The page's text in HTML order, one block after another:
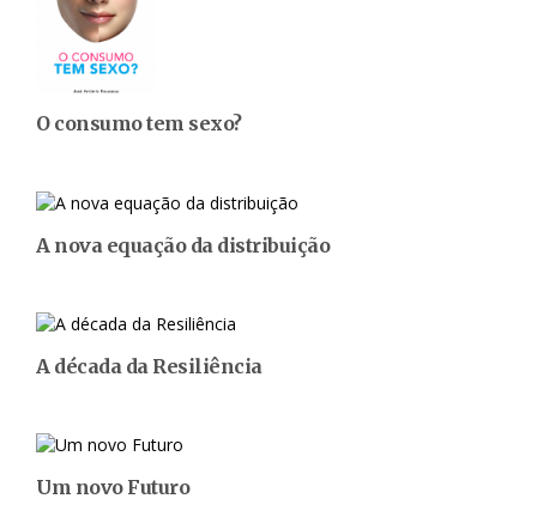
O consumo tem sexo?
A nova equação da distribuição
A década da Resiliência
Um novo Futuro